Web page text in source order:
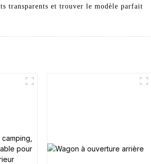
transparents et trouver le modèle parfait